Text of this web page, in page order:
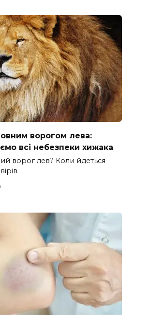
ворогом лева:
всі небезпеки хижака
ворог лев? Коли йдеться